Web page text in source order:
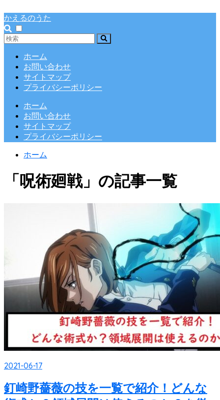
かえるのうた
ホーム
お問い合わせ
サイトマップ
プライバシーポリシー
ホーム
お問い合わせ
サイトマップ
プライバシーポリシー
ホーム
「呪術廻戦」の記事一覧
2021-06-17
釘崎野薔薇の技を一覧で紹介！どんな